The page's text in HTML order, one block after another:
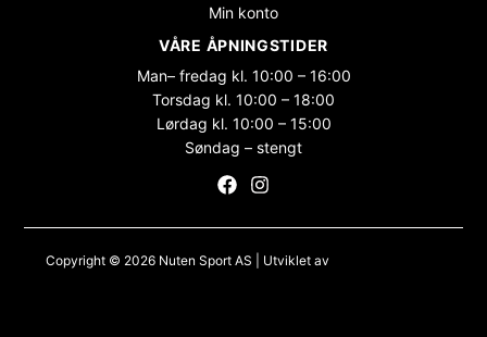
Min konto
VÅRE ÅPNINGSTIDER
Man– fredag kl. 10:00 – 16:00
Torsdag kl. 10:00 – 18:00
Lørdag kl. 10:00 – 15:00
Søndag – stengt
Copyright © 2026 Nuten Sport AS | Utviklet av